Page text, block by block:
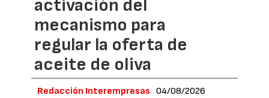
activación del
mecanismo para
regular la oferta de
aceite de oliva
Redacción Interempresas 04/08/2026